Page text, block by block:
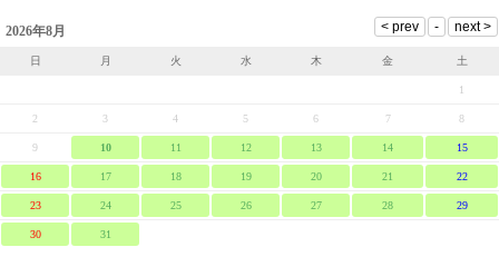
2026年8月
日 月 火 水 木 金 土
1
2 3 4 5 6 7 8
9 10 11 12 13 14 15
16 17 18 19 20 21 22
23 24 25 26 27 28 29
30 31